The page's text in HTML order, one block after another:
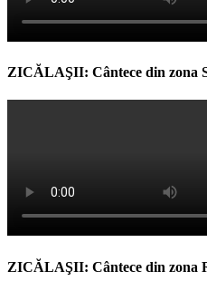
ZICĂLAŞII: Cântece din zona
ZICĂLAŞII: Cântece din zona